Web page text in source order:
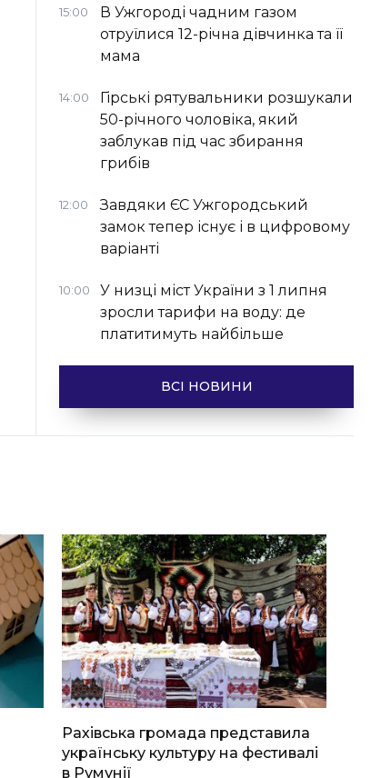
15:00
В Ужгороді чадним газом
отруїлися 12-річна дівчинка та її
мама
14:00
Гірські рятувальники розшукали
50-річного чоловіка, який
заблукав під час збирання
грибів
12:00
Завдяки ЄС Ужгородський
замок тепер існує і в цифровому
варіанті
10:00
У низці міст України з 1 липня
зросли тарифи на воду: де
платитимуть найбільше
ВСІ НОВИНИ
Рахівська громада представила
українську культуру на фестивалі
в Румунії